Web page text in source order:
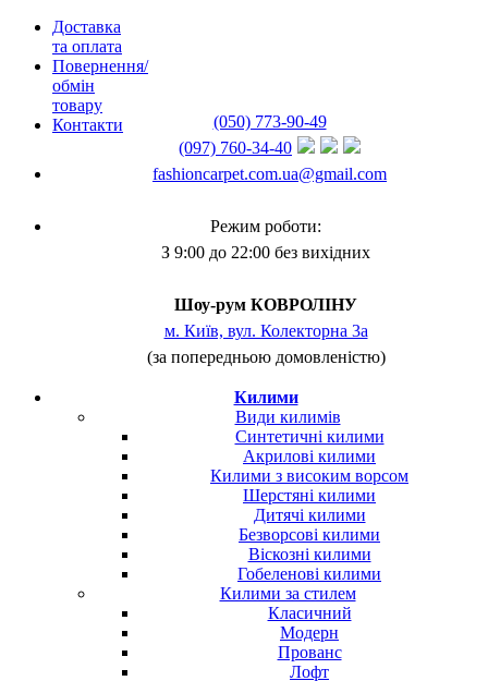
Доставка
та оплата
Повернення/
обмін
товару
Контакти
(050) 773-90-49
(097) 760-34-40
fashioncarpet.com.ua@gmail.com
Режим роботи:
З 9:00 до 22:00 без вихідних
Шоу-рум КОВРОЛІНУ
м. Київ, вул. Колекторна 3а
(за попередньою домовленістю)
Килими
Види килимів
Синтетичні килими
Акрилові килими
Килими з високим ворсом
Шерстяні килими
Дитячі килими
Безворсові килими
Віскозні килими
Гобеленові килими
Килими за стилем
Класичний
Модерн
Прованс
Лофт